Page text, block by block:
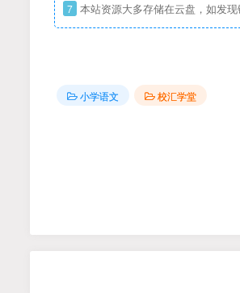
7 本站资源大多存储在云盘，如发
小学语文 校汇学堂